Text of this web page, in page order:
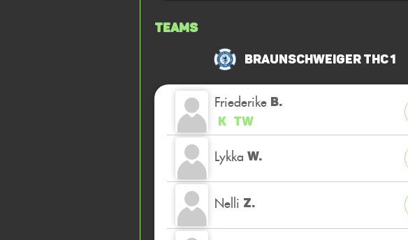
Teams
Braunschweiger THC 1
Friederike B.
K TW
Lykka W.
Nelli Z.